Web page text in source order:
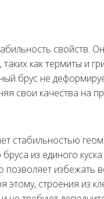
свойств.
как термиты и
брус не
свои качества на
стабильностью
из единого
позволяет избежать
этому, строения из